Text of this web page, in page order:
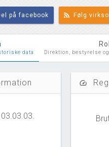
på facebook Følg
data Direktion, bestyrelse
03.03.03.
speed